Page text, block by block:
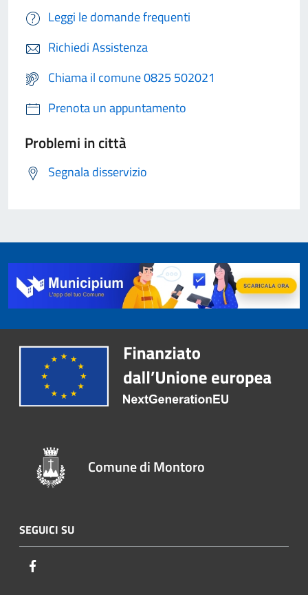
Leggi le domande frequenti
Richiedi Assistenza
Chiama il comune 0825 502021
Prenota un appuntamento
Problemi in città
Segnala disservizio
Comune di Montoro
SEGUICI SU